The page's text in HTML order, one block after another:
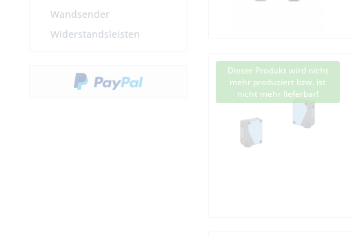
Wandsender
Widerstandsleisten
Dieser Produkt wird nicht
mehr produziert bzw. ist
nicht mehr lieferbar!